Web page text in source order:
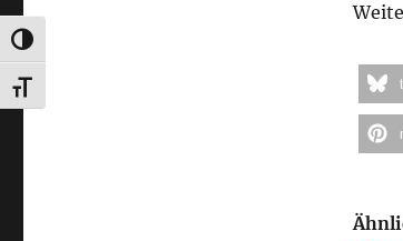
UMSCHALTEN AUF HOHE KONTRASTE
SCHRIFT VERGRÖSSERN